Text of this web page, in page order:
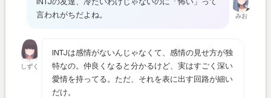
みお
言われがちだよね。
しずく
INTJは感情がないんじゃなくて、感情の見せ方が独
特なの。仲良くなると分かるけど、実はすごく深い
愛情を持ってる。ただ、それを表に出す回路が細い
だけ。